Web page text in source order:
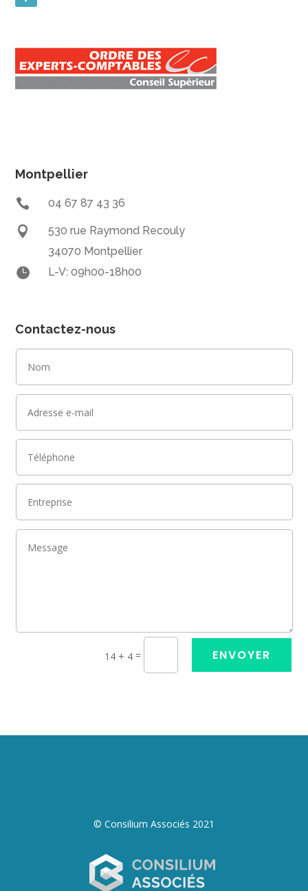
Montpellier
 04 67 87 43 36

530 rue Raymond Recouly
34070 Montpellier
 L-V: 09h00-18h00
Contactez-nous
14 + 4= ENVOYER
© Consilium Associés 2021